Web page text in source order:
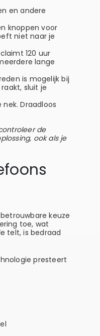
en andere
knoppen voor
niet naar je
120 uur
lange
is mogelijk bij
sluit je
Draadloos
de
ook als je
keuze
toe, wat
telt, is bedraad
presteert